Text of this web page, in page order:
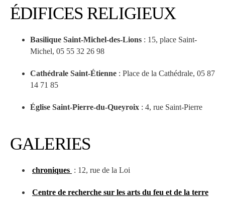
ÉDIFICES RELIGIEUX
Basilique Saint-Michel-des-Lions : 15, place Saint-
Michel, 05 55 32 26 98
Cathédrale Saint-Étienne : Place de la Cathédrale, 05 87
14 71 85
Église Saint-Pierre-du-Queyroix : 4, rue Saint-Pierre
GALERIES
chroniques : 12, rue de la Loi
Centre de recherche sur les arts du feu et de la terre